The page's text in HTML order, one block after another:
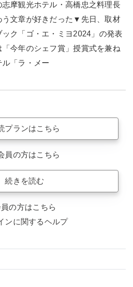
摩観光ホテル・高橋忠之料理長
う文章が好きだった▼先日、取材
ク「ゴ・エ・ミヨ2024」の発表
今年のシェフ賞」授賞式を兼ね
「ラ・メー
プランはこちら
員の方はこちら
続きを読む
の方はこちら
ンに関するヘルプ